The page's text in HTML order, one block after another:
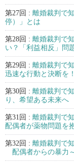
第27回 : 離婚裁判で
停）」とは
第28回 : 離婚裁判で
い？「利益相反」問
第29回 : 離婚裁判で
迅速な行動と決断を！
第30回 : 離婚裁判で
り、希望ある未来へ
第31回 : 離婚裁判で
配偶者が薬物問題を
第32回 : 離婚裁判で
配偶者からの暴力～